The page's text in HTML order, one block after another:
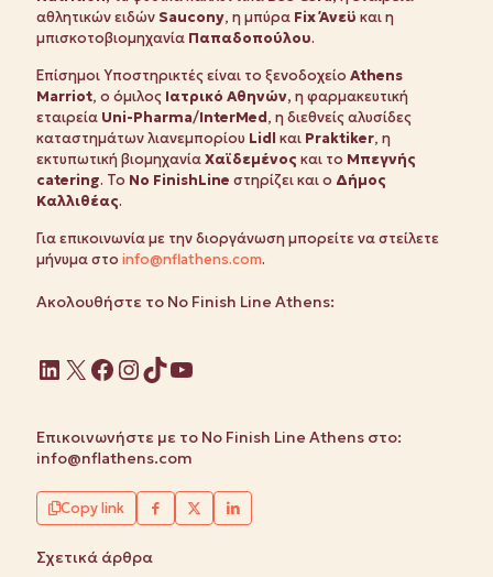
αθλητικών ειδώνSaucony, η μπύρα FixΆνεϋ και η
μπισκοτοβιομηχανία Παπαδοπούλου.
Επίσημοι Υποστηρικτές είναι το ξενοδοχείο Athens
Marriot, o όμιλος Ιατρικό Αθηνών, η φαρμακευτική
εταιρεία Uni-Pharma/InterMed, η διεθνείς αλυσίδες
καταστημάτων λιανεμπορίου Lidl και Praktiker, η
εκτυπωτική βιομηχανίαΧαϊδεμένος και το Μπεγνής
catering. To Νο FinishLine στηρίζει και ο Δήμος
Καλλιθέας.
Για επικοινωνία με την διοργάνωση μπορείτε να στείλετε
μήνυμα στο info@nflathens.com.
Ακολουθήστε το No Finish Line Athens:
Linkedin
X Facebook
Instagram
TikTok
YouTube
Επικοινωνήστε με το No Finish Line Athens στο:
info@nflathens.com
Copy link
Σχετικά άρθρα